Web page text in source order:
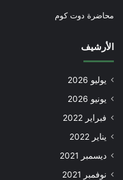
محاضرة دوت كوم
الأرشيف
يوليو 2026
يونيو 2026
فبراير 2022
يناير 2022
ديسمبر 2021
نوفمبر 2021